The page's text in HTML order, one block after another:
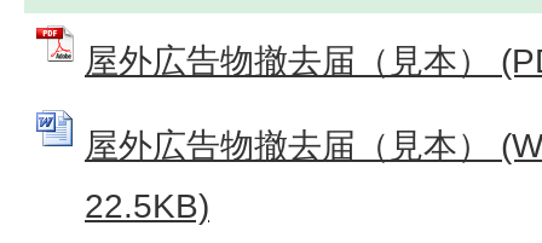
屋外広告物撤去届（見本）
屋外広告物撤去届（見本）
22.5KB)